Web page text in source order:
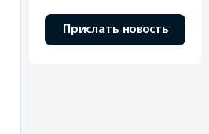
Прислать новость